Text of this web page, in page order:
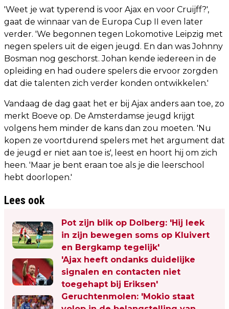
'Weet je wat typerend is voor Ajax en voor Cruijff?',
gaat de winnaar van de Europa Cup II even later
verder. 'We begonnen tegen Lokomotive Leipzig met
negen spelers uit de eigen jeugd. En dan was Johnny
Bosman nog geschorst. Johan kende iedereen in de
opleiding en had oudere spelers die ervoor zorgden
dat die talenten zich verder konden ontwikkelen.'
Vandaag de dag gaat het er bij Ajax anders aan toe, zo
merkt Boeve op. De Amsterdamse jeugd krijgt
volgens hem minder de kans dan zou moeten. 'Nu
kopen ze voortdurend spelers met het argument dat
de jeugd er niet aan toe is', leest en hoort hij om zich
heen. 'Maar je bent eraan toe als je die leerschool
hebt doorlopen.'
Lees ook
Pot zijn blik op Dolberg: 'Hij leek
in zijn bewegen soms op Kluivert
en Bergkamp tegelijk'
'Ajax heeft ondanks duidelijke
signalen en contacten niet
toegehapt bij Eriksen'
Geruchtenmolen: 'Mokio staat